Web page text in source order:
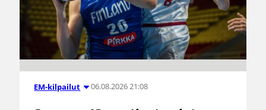
EM-kilpailut 06.08.2026 21:08